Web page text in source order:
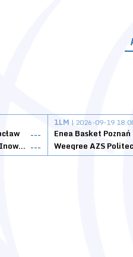
---
KSK Qemetica Noteć Inowrocław ---
1LM | 2026-09-19
Enea Basket Poznań